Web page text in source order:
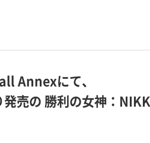
Annexにて、
売の 勝利の女神：